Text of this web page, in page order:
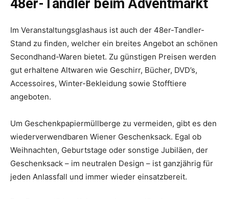
48er-Tandler beim Adventmarkt
Im Veranstaltungsglashaus ist auch der 48er-Tandler-
Stand zu finden, welcher ein breites Angebot an schönen
Secondhand-Waren bietet. Zu günstigen Preisen werden
gut erhaltene Altwaren wie Geschirr, Bücher, DVD’s,
Accessoires, Winter-Bekleidung sowie Stofftiere
angeboten.
Um Geschenkpapiermüllberge zu vermeiden, gibt es den
wiederverwendbaren Wiener Geschenksack. Egal ob
Weihnachten, Geburtstage oder sonstige Jubiläen, der
Geschenksack – im neutralen Design – ist ganzjährig für
jeden Anlassfall und immer wieder einsatzbereit.